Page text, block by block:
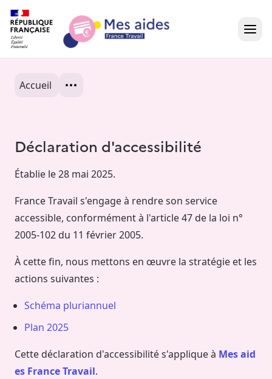
Dans votre région
Besoin d'aide ?
Accueil
Déclaration d'accessibilité
Établie le 28 mai 2025.
France Travail s'engage à rendre son service
accessible, conformément à l'article 47 de la loi n°
2005-102 du 11 février 2005.
À cette fin, nous mettons en œuvre la stratégie et les
actions suivantes :
Schéma pluriannuel
Plan 2025
Cette déclaration d'accessibilité s'applique à Mes aid
es France Travail.